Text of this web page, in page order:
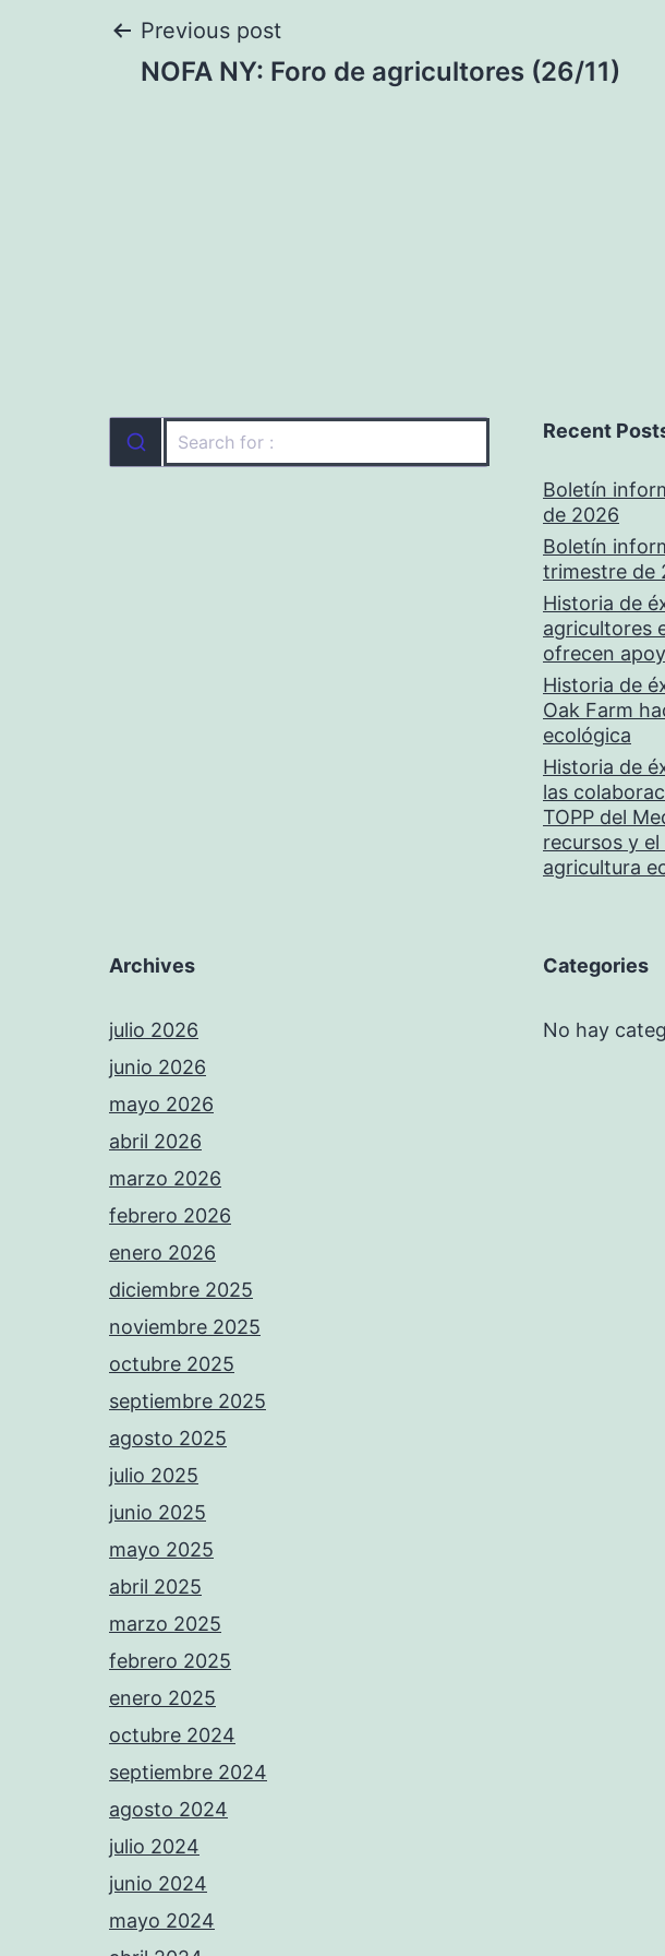
Navegación
Previous post
NOFA NY: Foro de agricultores (26/11)
Recent
Boletín
de 2026
Boletín
trimestre de
Historia de
agricultores
ofrecen
Historia de
Oak Farm
ecológica
Historia de
las
TOPP del
recursos y
agricultura
Archives
julio 2026
junio 2026
mayo 2026
abril 2026
marzo 2026
febrero 2026
enero 2026
diciembre 2025
noviembre 2025
octubre 2025
septiembre 2025
agosto 2025
julio 2025
junio 2025
mayo 2025
abril 2025
marzo 2025
febrero 2025
enero 2025
octubre 2024
septiembre 2024
agosto 2024
julio 2024
junio 2024
mayo 2024
Categories
No hay